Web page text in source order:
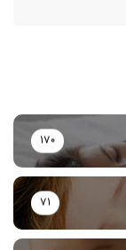
170
71